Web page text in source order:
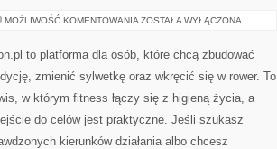
MOŻLIWOŚĆ KOMENTOWANIA WYZWANIA
TRENINGOWE
ZOSTAŁA WYŁĄCZONA
to platforma dla osób, które chcą zbudować
zmienić sylwetkę oraz wkręcić się w rower. To
w którym fitness łączy się z higieną życia, a
do celów jest praktyczne. Jeśli szukasz
kierunków działania albo chcesz